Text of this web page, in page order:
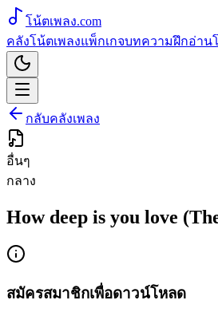
โน้ตเพลง.com
คลังโน้ตเพลงแพ็กเกจบทความฝึกอ่าน
กลับคลังเพลง
อื่นๆ
กลาง
How deep is you love
สมัครสมาชิกเพื่อดาวน์โหลด